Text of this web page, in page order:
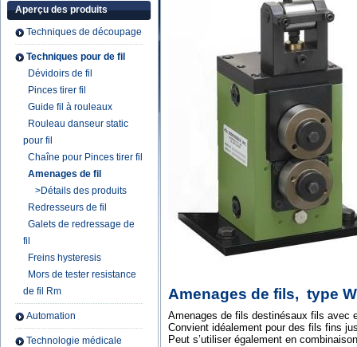
Aperçu des produits
Techniques de découpage
Techniques pour de fil
Dévidoirs de fil
Pinces tirer fil
Guide fil à rouleaux
Rouleau danseur static
pour fil
Chaîne pour Pinces tirer fil
Amenages de fil
>Détails des produits
Redresseurs de fil
Galets de redressage de
fil
Freins hysteresis
Mors de tester resistance
de fil Rm
Automation
Technologie médicale
Amenages de fils, type
Amenages de fils destinésaux fils avec
Convient idéalement pour des fils fins
Peut s’utiliser également en